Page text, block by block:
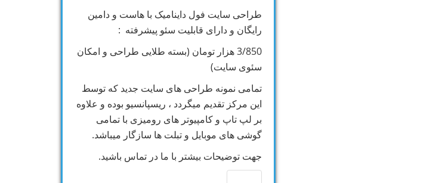
طراحی سایت فول داینامیک با هاست و دامین
رایگان و دارای قابلیت سئو پیشرفته :
3/850 هزار تومان (بسته طلایی طراحی و امکان
سئوی سایت)
تمامی نمونه طراحی های سایت جدید که توسط
این مرکز تقدیم میگردد ، ریسپانسیو بوده و علاوه
بر لپ تاپ و کامپیوتر های رومیزی با تمامی
گوشی های موبایل و تبلت ها سازگار میباشد.
جهت توضیحات بیشتر با ما در تماس باشید.